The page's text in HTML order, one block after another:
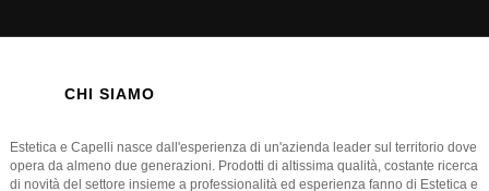
CHI SIAMO
Estetica e Capelli nasce dall'esperienza di un'azienda leader sul territorio dove
opera da almeno due generazioni. Prodotti di altissima qualità, costante ricerca
di novità del settore insieme a professionalità ed esperienza fanno di Estetica e